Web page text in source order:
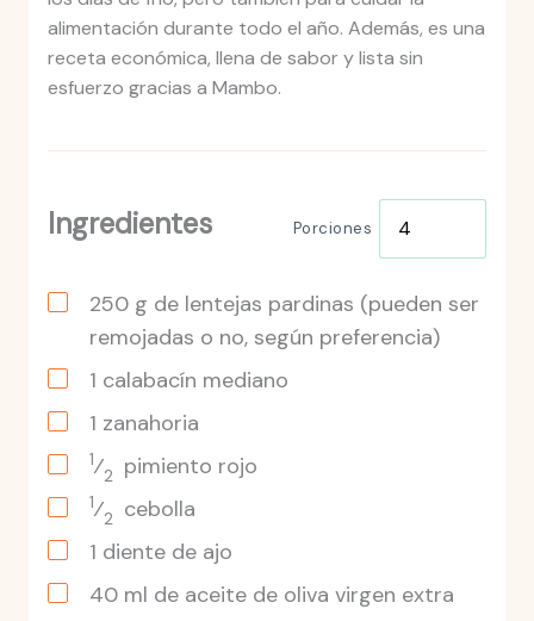
alimentación durante todo el año. Además, es una
receta económica, llena de sabor y lista sin
esfuerzo gracias a Mambo.
Ingredientes Porciones
250 g de lentejas pardinas (pueden ser
remojadas o no, según preferencia)
1 calabacín mediano
1 zanahoria
1⁄2 pimiento rojo
1⁄2
cebolla
1 dientede ajo
40 ml de aceite de oliva virgen extra